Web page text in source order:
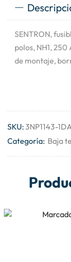
SENTRON,
polos, NH1,
de montaje,
SKU:3NP1143-
Categoría: Baja